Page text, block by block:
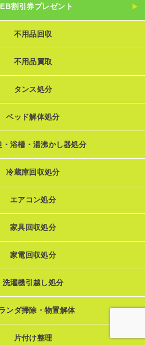
割引券プレゼント
不用品回収
不用品買取
タンス処分
ベッド解体処分
・浴槽・湯沸かし器処分
冷蔵庫回収処分
エアコン処分
家具回収処分
家電回収処分
洗濯機引越し処分
ンダ掃除・物置解体
片付け整理